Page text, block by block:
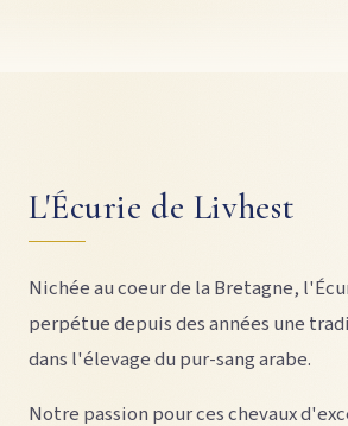
L'Écurie de Livhest
Nichée au coeur de la Bretagne,
perpétue depuis des années une
dans l'élevage du pur-sang arabe.
Notre passion pour ces chevaux